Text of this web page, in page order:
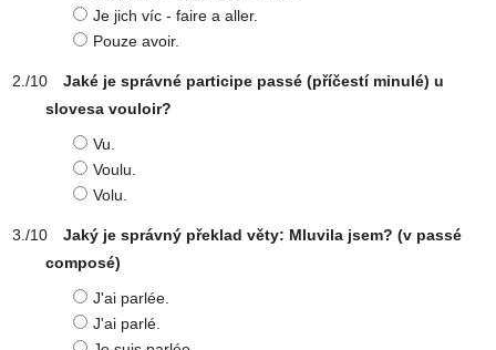
Je jich víc - faire a aller.
Pouze avoir.
Jaké je správné participe passé (příčestí minulé) u
slovesa vouloir?
Vu.
Voulu.
Volu.
Jaký je správný překlad věty: Mluvila jsem? (v passé
composé)
J'ai parlée.
J'ai parlé.